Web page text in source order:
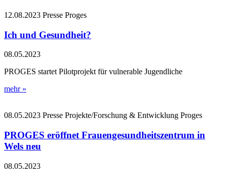
12.08.2023 Presse Proges
Ich und Gesundheit?
08.05.2023
PROGES startet Pilotprojekt für vulnerable Jugendliche
mehr »
08.05.2023 Presse Projekte/Forschung & Entwicklung Proges
PROGES eröffnet Frauengesundheitszentrum in
Wels neu
08.05.2023